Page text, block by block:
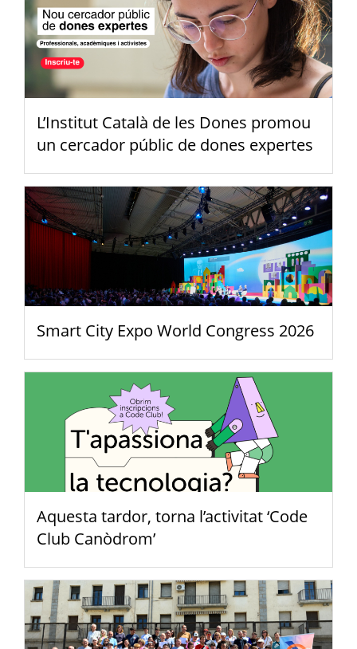
L’Institut Català de les Dones promou
un cercador públic de dones expertes
Smart City Expo World Congress 2026
Aquesta tardor, torna l’activitat ‘Code
Club Canòdrom’